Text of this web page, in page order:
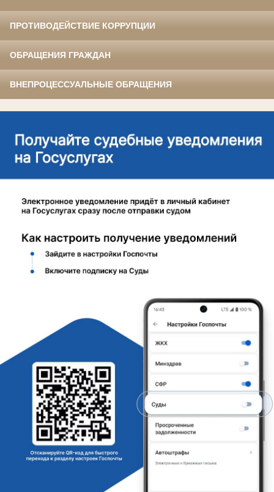
ПРОТИВОДЕЙСТВИЕ КОРРУПЦИИ
ОБРАЩЕНИЯ ГРАЖДАН
ВНЕПРОЦЕССУАЛЬНЫЕ ОБРАЩЕНИЯ